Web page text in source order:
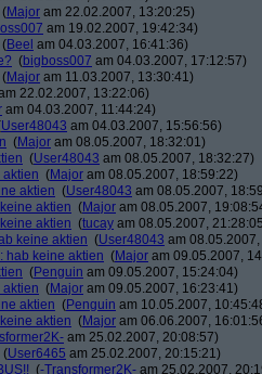
(Major am 22.02.2007, 13:20:25)
am 19.02.2007, 19:42:34)
(Beel am 04.03.2007, 16:41:36)
(bigboss007 am 04.03.2007, 17:12:57)
(Major am 11.03.2007, 13:30:41)
22.02.2007, 13:22:06)
am 04.03.2007, 11:44:24)
User48043 am 04.03.2007, 15:56:56)
(Major am 08.05.2007, 18:32:01)
(User48043 am 08.05.2007, 18:32:27)
aktien (Major am 08.05.2007, 18:59:22)
aktien (User48043 am 08.05.2007,
aktien (Major am 08.05.2007,
aktien (tucay am 08.05.2007,
keine aktien (User48043 am
hab keine aktien (Major am 09.05.2007,
(Penguin am 09.05.2007, 15:24:04)
aktien (Major am 09.05.2007, 16:23:41)
aktien (Penguin am 10.05.2007,
aktien (Major am 06.06.2007,
am 25.02.2007, 20:08:57)
(User6465 am 25.02.2007, 20:15:21)
(-Transformer2K- am 25.02.2007,